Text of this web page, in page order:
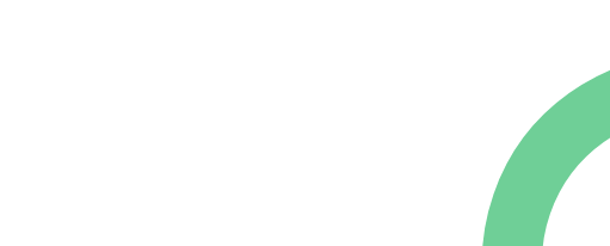
12 145 €
3 018 €